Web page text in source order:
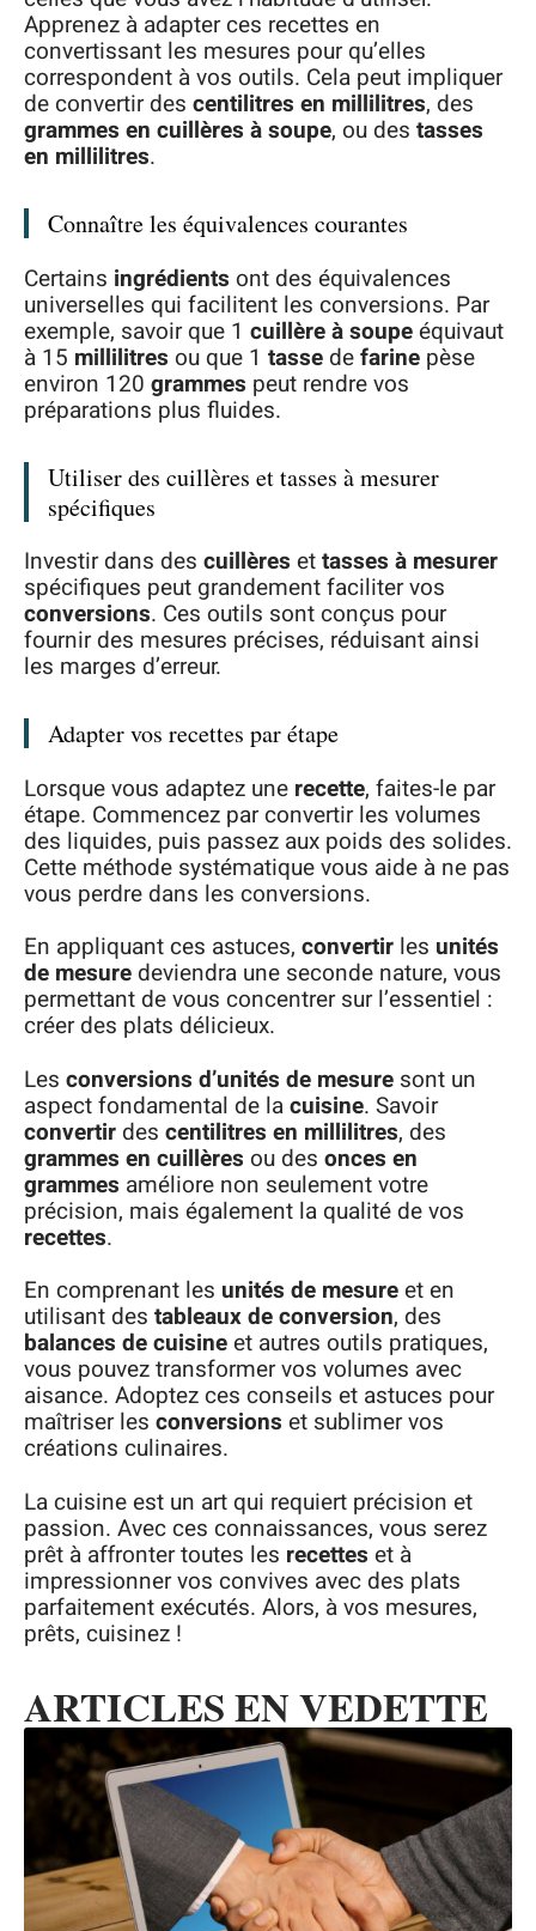
Apprenez à adapter ces recettes en
convertissant les mesures pour qu’elles
correspondent à vos outils. Cela peut impliquer
de convertir des centilitres en millilitres, des
grammes en cuillères à soupe, ou des tasses
en millilitres.
Connaître les équivalences courantes
Certains ingrédients ont des équivalences
universelles qui facilitent les conversions. Par
exemple, savoir que 1 cuillère à soupeéquivaut
à 15 millilitres ou que 1 tasse defarine pèse
environ 120 grammes peut rendre vos
préparations plus fluides.
Utiliser des cuillères et tasses à mesurer
spécifiques
Investir dans des cuillères ettasses à mesurer
spécifiques peut grandement faciliter vos
conversions. Ces outils sont conçus pour
fournir des mesures précises, réduisant ainsi
les marges d’erreur.
Adapter vos recettes par étape
Lorsque vous adaptez une recette, faites-le par
étape. Commencez par convertir les volumes
des liquides, puis passez aux poids des solides.
Cette méthode systématique vous aide à ne pas
vous perdre dans les conversions.
En appliquant ces astuces, convertir les unités
de mesure deviendra une seconde nature, vous
permettant de vous concentrer sur l’essentiel :
créer des plats délicieux.
Les conversions d’unités de mesure sont un
aspect fondamental de lacuisine. Savoir
convertir des centilitres en millilitres, des
grammes en cuillères ou des onces en
grammes améliore non seulement votre
précision, mais également la qualité de vos
recettes.
En comprenant les unités de mesureet en
utilisant des tableaux de conversion, des
balances de cuisineet autres outils pratiques,
vous pouvez transformer vos volumes avec
aisance. Adoptez ces conseils et astuces pour
maîtriser les conversions et sublimer vos
créations culinaires.
La cuisine est un art qui requiert précision et
passion. Avec ces connaissances, vous serez
prêt à affronter toutes les recettes et à
impressionner vos convives avec des plats
parfaitement exécutés. Alors, à vos mesures,
prêts, cuisinez !
ARTICLES EN VEDETTE